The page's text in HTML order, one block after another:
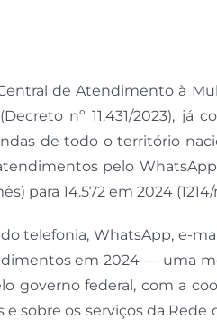
de Atendimento à
nº 11.431/2023),
de todo o território
pelo
para 14.572 em 2024
telefonia, WhatsApp, e-
em 2024 — uma
governo federal, com a
e sobre os serviços da